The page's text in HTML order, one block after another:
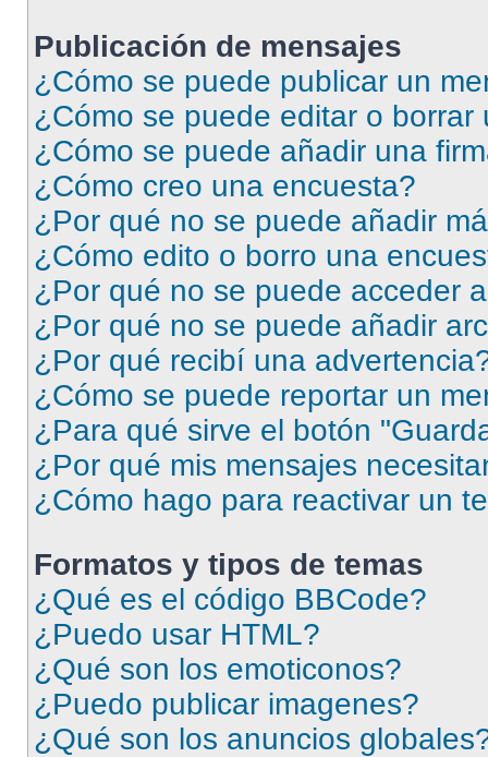
Publicación de mensajes
¿Cómo se puede publicar un
¿Cómo se puede editar o borrar
¿Cómo se puede añadir una
¿Cómo creo una encuesta?
¿Por qué no se puede añadir
¿Cómo edito o borro una
¿Por qué no se puede acceder
¿Por qué no se puede añadir
¿Por qué recibí una
¿Cómo se puede reportar un
¿Para qué sirve el botón
¿Por qué mis mensajes
¿Cómo hago para reactivar un
Formatos y tipos de temas
¿Qué es el código BBCode?
¿Puedo usar HTML?
¿Qué son los emoticonos?
¿Puedo publicar imagenes?
¿Qué son los anuncios